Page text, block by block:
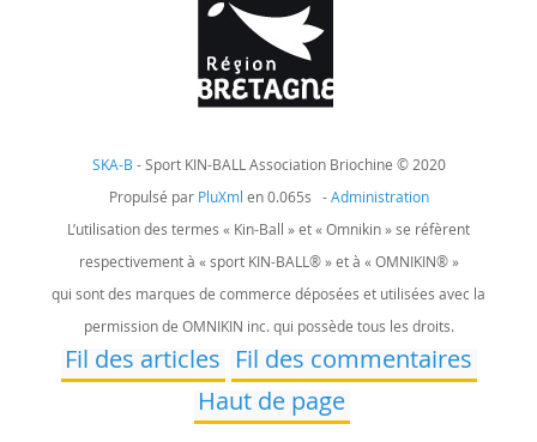
SKA-B - Sport KIN-BALL Association Briochine © 2020
Propulsé par PluXml en 0.065s -Administration
L’utilisation des termes « Kin-Ball » et « Omnikin » se réfèrent
respectivement à « sport KIN-BALL® » et à « OMNIKIN® »
qui sont des marques de commerce déposées et utilisées avec la
permission de OMNIKIN inc. qui possède tous les droits.
Fil des articles Fil des commentaires
Haut de page